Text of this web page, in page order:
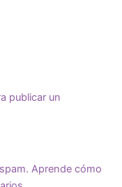
publicar un
Aprende cómo